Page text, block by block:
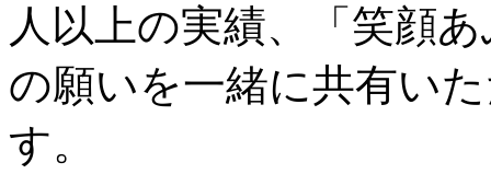
人以上の実績、「笑顔
の願いを一緒に共有い
す。